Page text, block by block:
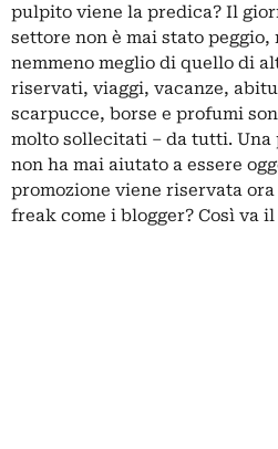
pulpito viene la predica? Il
settore non è mai stato peggio,
nemmeno meglio di quello di
riservati, viaggi, vacanze,
scarpucce, borse e profumi
molto sollecitati – da tutti.
non ha mai aiutato a essere
promozione viene riservata
freak come i blogger? Così va il